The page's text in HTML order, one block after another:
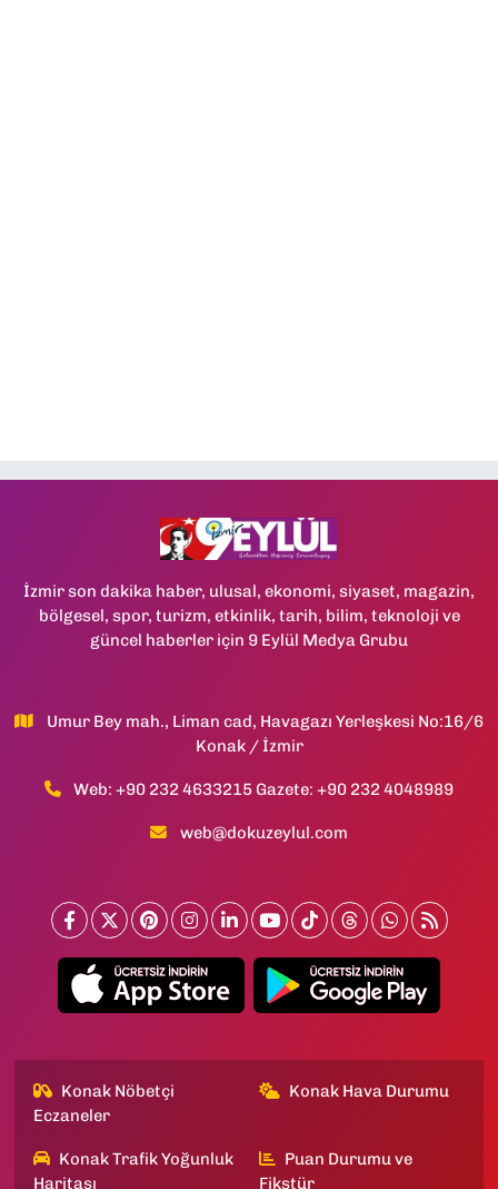
İzmir son dakika haber, ulusal, ekonomi, siyaset, magazin,
bölgesel, spor, turizm, etkinlik, tarih, bilim, teknoloji ve
güncel haberler için 9 Eylül Medya Grubu
Umur Bey mah., Liman cad, Havagazı Yerleşkesi No:16/6
Konak / İzmir
Web: +90 232 4633215 Gazete: +90 232 4048989
web@dokuzeylul.com
Konak Nöbetçi
Eczaneler
Konak Hava Durumu
Konak Trafik Yoğunluk
Haritası
Puan Durumu ve
Fikstür